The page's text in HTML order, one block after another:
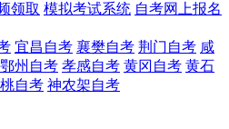
领取 模拟考试系统 自考网上报名
宜昌自考 襄樊自考 荆门自考 咸
鄂州自考 孝感自考 黄冈自考 黄石
自考 神农架自考